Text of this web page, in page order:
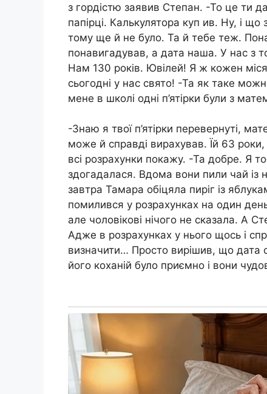
з гордістю заявив Степан. -То це ти
папірці. Калькулятора куп ив. Ну, і
тому ще й не було. Та й тебе теж.
понавигадував, а дата наша. У нас з
Нам 130 років. Ювілей! Я ж кожен
сьогодні у нас свято! -Та як таке
мене в школі одні п’ятірки були з
-Знаю я твої п’ятірки перевернуті,
може й справді вирахував. Їй 63
всі розрахунки покажу. -Та добре. Я
здогадалася. Вдома вони пили чай
завтра Тамара обіцяла пиріг із
помилився у розрахунках на один
але чоловікові нічого не сказала. А
Адже в розрахунках у нього щось і
визначити… Просто вирішив, що дата
його коханій було приємно і вони